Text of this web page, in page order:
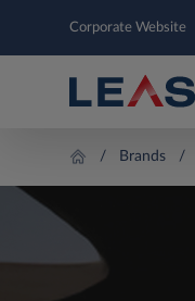
Corporate Website
Brands